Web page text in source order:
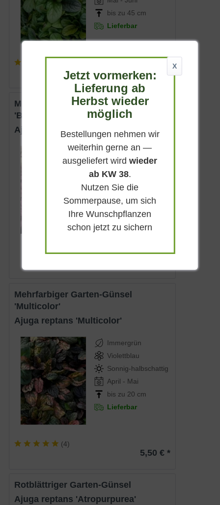
bis zu 45 cm
Lieferbar
ab 5,75 € *
Mehrfarbiger Garten-Günsel
'Burgundy Glow'
Ajuga reptans 'Burgundy Glow'
Immergrün
Blau
Sonnig-halbschattig
April - Mai
bis zu 15 cm
Lieferbar
Mehrfarbiger Garten-Günsel
'Multicolor'
Ajuga reptans 'Multicolor'
Immergrün
Violettblau
Sonnig-halbschattig
April - Mai
bis zu 20 cm
Lieferbar
(4)
5,50 € *
Rotblättriger Garten-Günsel
Ajuga reptans 'Atropurpurea'
X
Jetzt vormerken:
Lieferung ab
Herbst wieder
möglich
Bestellungen nehmen wir
weiterhin gerne an —
ausgeliefert wirdwieder
ab KW 38.
Nutzen Sie die
Sommerpause, um sich
Ihre Wunschpflanzen
schon jetzt zu sichern